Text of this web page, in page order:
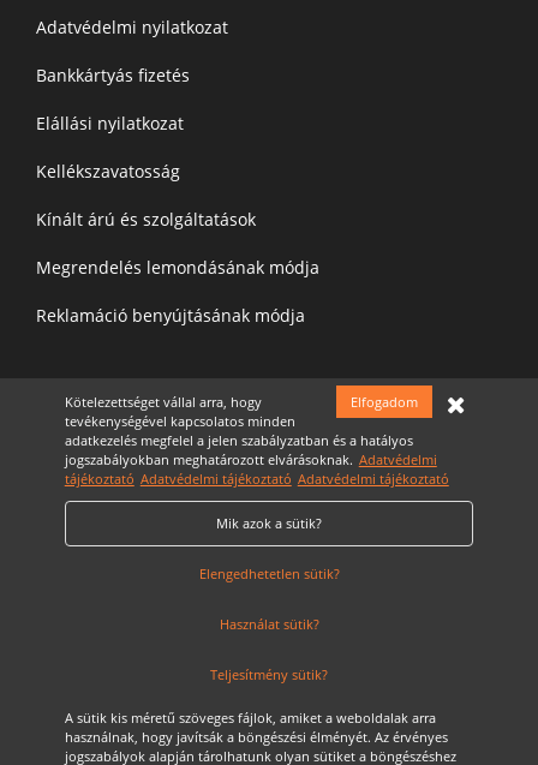
Adatvédelmi nyilatkozat
Bankkártyás fizetés
Elállási nyilatkozat
Kellékszavatosság
Kínált árú és szolgáltatások
Megrendelés lemondásának módja
Reklamáció benyújtásának módja
Felíratkozás a hírelevélre
Adatvédelmi nyilatkozatot
Elfogadom
Kötelezettséget vállal arra, hogy
tevékenységével kapcsolatos minden
adatkezelés megfelel a jelen szabályzatban és a hatályos
jogszabályokban meghatározott elvárásoknak. Adatvédelmi
tájékoztató Adatvédelmi tájékoztató Adatvédelmi tájékoztató
Mik azok a sütik?
Elengedhetetlen sütik?
Használat sütik?
Teljesítmény sütik?
A sütik kis méretű szöveges fájlok, amiket a weboldalak arra
használnak, hogy javítsák a böngészési élményét. Az érvényes
jogszabályok alapján tárolhatunk olyan sütiket a böngészéshez